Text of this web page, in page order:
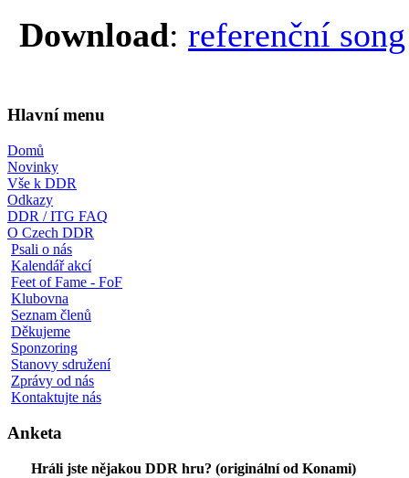
Download: referenční song
Hlavní menu
Domů
Novinky
Vše k DDR
Odkazy
DDR / ITG FAQ
O Czech DDR
Psali o nás
Kalendář akcí
Feet of Fame - FoF
Klubovna
Seznam členů
Děkujeme
Sponzoring
Stanovy sdružení
Zprávy od nás
Kontaktujte nás
Anketa
Hráli jste nějakou DDR hru? (originální od Konami)